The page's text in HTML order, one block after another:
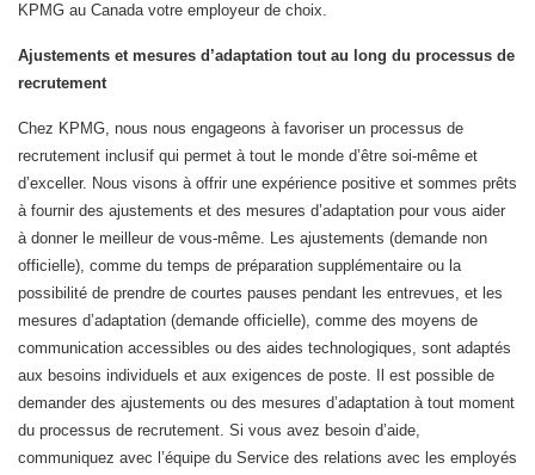
KPMG au Canada votre employeur de choix.
Ajustements et mesures d’adaptation tout au long du processus de
recrutement
Chez KPMG, nous nous engageons à favoriser un processus de
recrutement inclusif qui permet à tout le monde d’être soi-même et
d’exceller. Nous visons à offrir une expérience positive et sommes prêts
à fournir des ajustements et des mesures d’adaptation pour vous aider
à donner le meilleur de vous-même. Les ajustements (demande non
officielle), comme du temps de préparation supplémentaire ou la
possibilité de prendre de courtes pauses pendant les entrevues, et les
mesures d’adaptation (demande officielle), comme des moyens de
communication accessibles ou des aides technologiques, sont adaptés
aux besoins individuels et aux exigences de poste. Il est possible de
demander des ajustements ou des mesures d’adaptation à tout moment
du processus de recrutement. Si vous avez besoin d’aide,
communiquez avec l’équipe du Service des relations avec les employés